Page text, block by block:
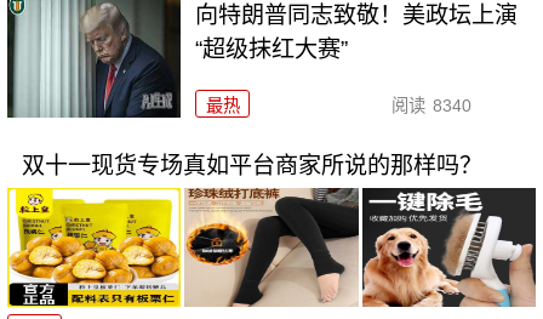
向特朗普同志致敬！美政坛上演
“超级抹红大赛”
最热 阅读 8340
双十一现货专场真如平台商家所说的那样吗？